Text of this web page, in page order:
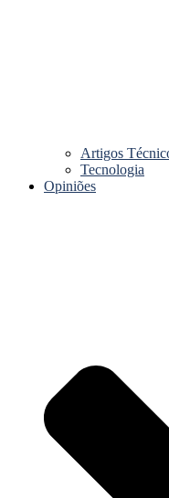
Artigos
Tecnologia
Opiniões